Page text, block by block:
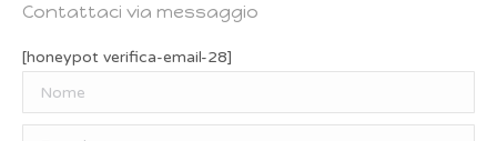
Contattaci via messaggio
[honeypot verifica-email-28]